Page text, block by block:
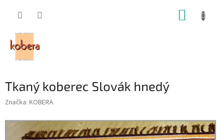
Tkaný koberec Slovák hnedý
Značka: KOBERA